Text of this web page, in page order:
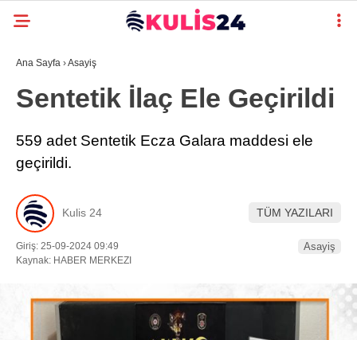
Ana Sayfa ›Asayiş
Sentetik İlaç Ele Geçirildi
559 adet Sentetik Ecza Galara maddesi ele
geçirildi.
Kulis 24 TÜM YAZILARI
Giriş: 25-09-2024 09:49
Kaynak: HABER MERKEZI
Asayiş